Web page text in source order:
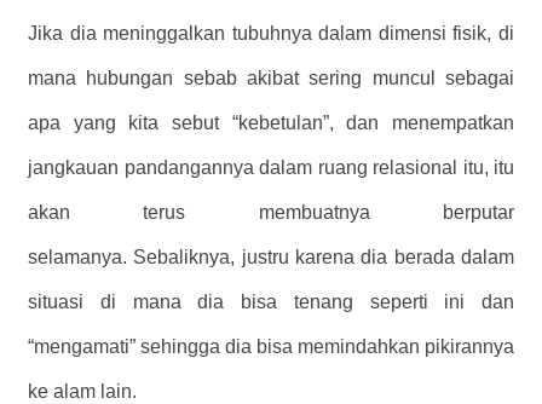
Jika dia meninggalkan tubuhnya dalam dimensi fisik, di
mana hubungan sebab akibat sering muncul sebagai
apa yang kita sebut “kebetulan”, dan menempatkan
jangkauan pandangannya dalam ruang relasional itu, itu
akan terus membuatnya berputar
selamanya. Sebaliknya, justru karena dia berada dalam
situasi di mana dia bisa tenang seperti ini dan
“mengamati” sehingga dia bisa memindahkan pikirannya
ke alam lain.